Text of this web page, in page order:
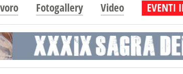
Fotogallery Video EVENTI